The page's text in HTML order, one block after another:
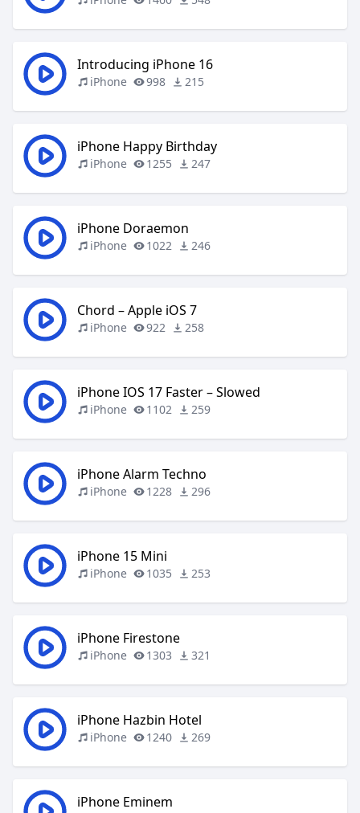
Introducing iPhone 16
iPhone 998 215
iPhone Happy Birthday
iPhone 1255 247
iPhone Doraemon
iPhone 1022 246
Chord – Apple iOS 7
iPhone 922 258
iPhone IOS 17 Faster – Slowed
iPhone 1102 259
iPhone Alarm Techno
iPhone 1228 296
iPhone 15 Mini
iPhone 1035 253
iPhone Firestone
iPhone 1303 321
iPhone Hazbin Hotel
iPhone 1240 269
iPhone Eminem